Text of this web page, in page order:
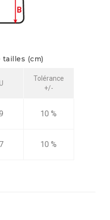
tailles (cm)
Tolérance
+/-
10 %
10 %